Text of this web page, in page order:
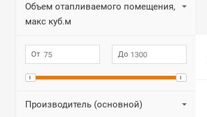
Объем отапливаемого помещения,
макс куб.м
Производитель (основной)